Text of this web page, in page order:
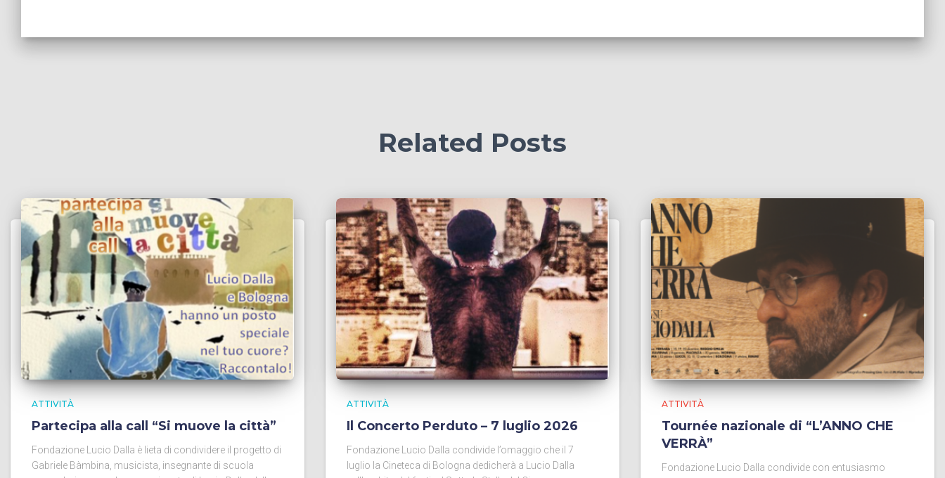
Related Posts
ATTIVITÀ
Partecipa alla call “Si muove la città”
Fondazione Lucio Dalla è lieta di condividere il progetto di
Gabriele Bàmbina, musicista, insegnante di scuola
ATTIVITÀ
Il Concerto Perduto – 7 luglio 2026
Fondazione Lucio Dalla condivide l’omaggio che il 7
luglio la Cineteca di Bologna dedicherà a Lucio Dalla
ATTIVITÀ
Tournée nazionale di “L’ANNO CHE
VERRÀ”
Fondazione Lucio Dalla condivide con entusiasmo